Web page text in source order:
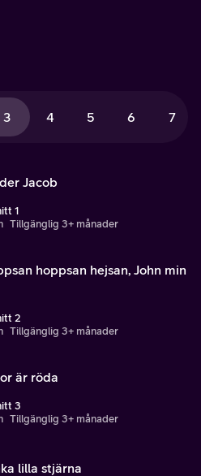
3 4 5 6 7
Jacob
1
Tillgänglig 3+ månader
hoppsan hejsan, John min
2
Tillgänglig 3+ månader
är röda
3
Tillgänglig 3+ månader
lilla stjärna